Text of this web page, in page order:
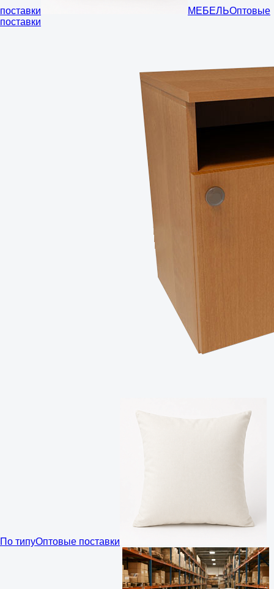
поставки МЕБЕЛЬОптовые
поставки
По типуОптовые поставки